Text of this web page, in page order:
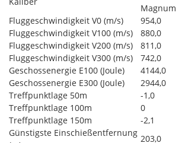
Magnum
Fluggeschwindigkeit V0 (m/s)
954,0
Fluggeschwindigkeit V100 (m/s)
880,0
Fluggeschwindigkeit V200 (m/s)
811,0
Fluggeschwindigkeit V300 (m/s)
742,0
Geschossenergie E100 (Joule)
4144,0
Geschossenergie E300 (Joule)
2944,0
Treffpunktlage 50m
-1,0
Treffpunktlage 100m
0
Treffpunktlage 150m
-2,1
Günstigste Einschießentfernung
203,0